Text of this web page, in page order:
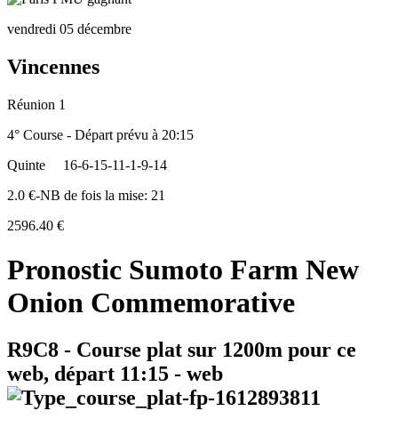
vendredi 05 décembre
Vincennes
Réunion 1
4° Course - Départ prévu à 20:15
Quinte
16-6-15-11-1-9-14
2.0 €-NB de fois la mise: 21
2596.40 €
Pronostic Sumoto Farm New
Onion Commemorative
R9C8 - Course plat sur 1200m pour ce
web, départ 11:15 - web